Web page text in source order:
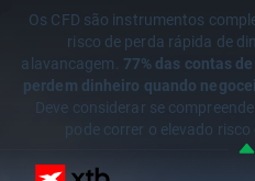
Os CFD são instrumentos
risco de perda rápida de
alavancagem. 77% das contas
perdem dinheiro quando
Deve considerar se
pode correr o elevado